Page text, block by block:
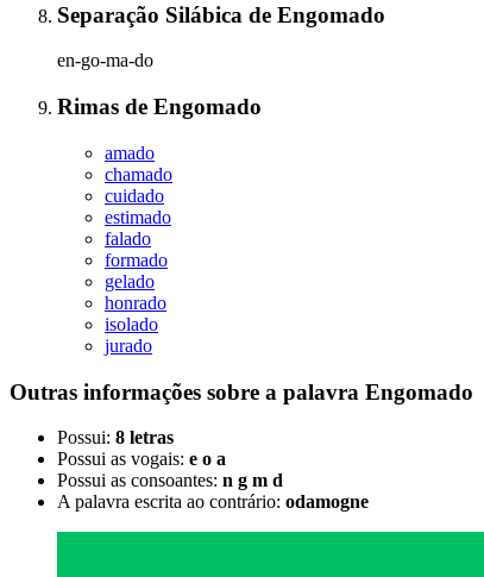
Separação Silábica de Engomado
en-go-ma-do
Rimas de Engomado
amado
chamado
cuidado
estimado
falado
formado
gelado
honrado
isolado
jurado
Outras informações sobre a palavra Engomado
Possui: 8 letras
Possui as vogais: e o a
Possui as consoantes: n g m d
A palavra escrita ao contrário: odamogne